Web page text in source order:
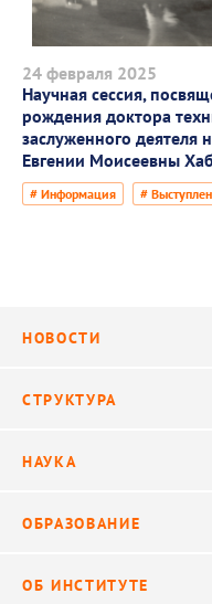
24 февраля 2025
Научная сессия,
рождения доктора
заслуженного деятеля
Евгении Моисеевны
# Информация #
НОВОСТИ
Видео
СТРУКТУРА
Научные подразделения
НАУКА
Исследования
ОБРАЗОВАНИЕ
ОБ ИНСТИТУТЕ